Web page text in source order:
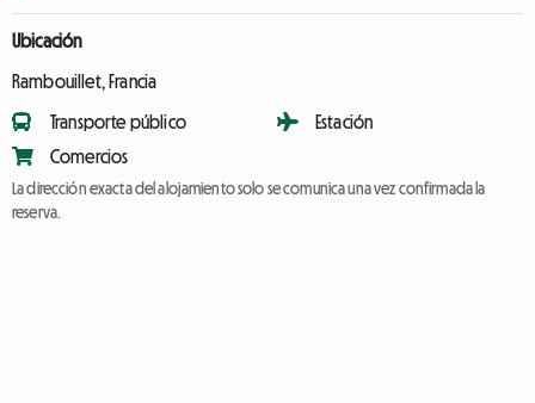
Ubicación
Rambouillet, Francia
Transporte público
Comercios
Estación
La dirección exacta del alojamiento solo se comunica una vez confirmada la
reserva.